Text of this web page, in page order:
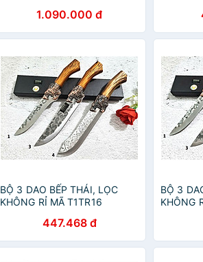
1.090.000 đ
BỘ 3 DAO BẾP THÁI, LỌC
KHÔNG RỈ MÃ T1TR16
447.468 đ
BỘ 3
KHÔNG